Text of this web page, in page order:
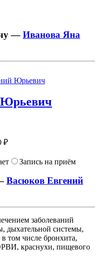
—Иванова Яна
₽
Запись на приём
Васюков Евгений
заболеваний
дыхательной системы,
том числе бронхита,
краснухи, пищевого